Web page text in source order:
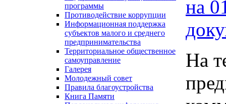
программы
Противодействие коррупции
Информационная поддержка
субъектов малого и среднего
предпринимательства
Территориальное общественное
самоуправление
Галерея
Молодежный совет
Правила благоустройства
Книга Памяти
на
На